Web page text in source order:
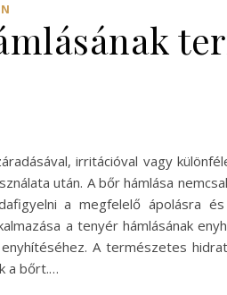
irritációval vagy
után. A bőr hámlása
a megfelelő ápolásra
a tenyér hámlásának
A természetes
a bőrt.…